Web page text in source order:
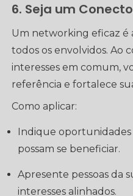
6. Seja um
Um networking eficaz é
todos os envolvidos. Ao
interesses em comum,
referência e fortalece
Como aplicar:
Indique oportunidades e vagas para contatos que
possam se beneficiar.
Apresente pessoas da sua rede que possam ter
interesses alinhados.